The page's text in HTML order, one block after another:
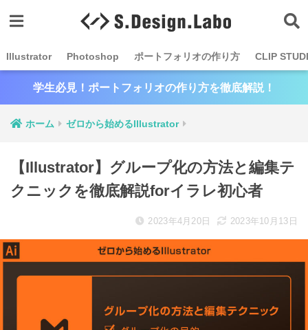
Illustrator Photoshop ポートフォリオの作り方 CLIP
学生必見！ポートフォリオの作り方を徹底解説！
ホーム ゼロから始めるIllustrator
【Illustrator】グループ化の方法と編集テ
クニックを徹底解説forイラレ初心者
2023年4月20日 2023年10月13日